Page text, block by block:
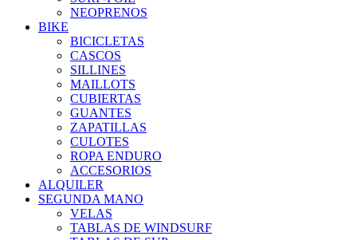
NEOPRENOS
BIKE
BICICLETAS
CASCOS
SILLINES
MAILLOTS
CUBIERTAS
GUANTES
ZAPATILLAS
CULOTES
ROPA ENDURO
ACCESORIOS
ALQUILER
SEGUNDA MANO
VELAS
TABLAS DE WINDSURF